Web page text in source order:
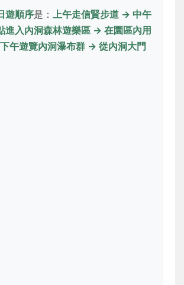
遊順序是： 上午走信賢步道 → 中午
進入內洞森林遊樂區 → 在園區內用
午遊覽內洞瀑布群 → 從內洞大門